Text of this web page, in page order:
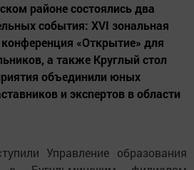
районе состоялись два
события: XVI зональная
«Открытие» для
а также Круглый стол
объединили юных
и экспертов в области
Управление образования